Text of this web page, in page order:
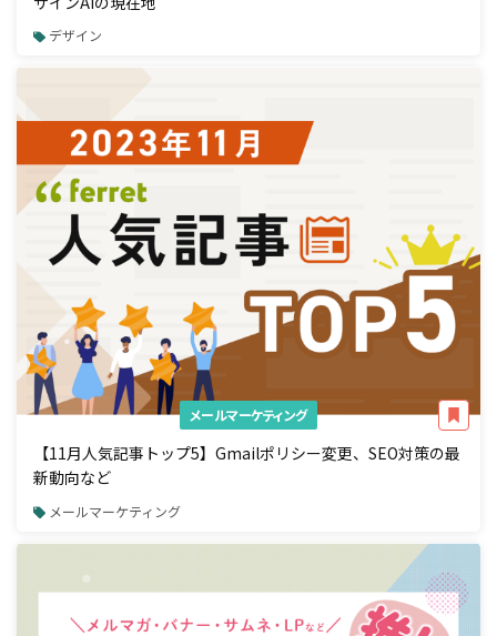
デザイン
メールマーケティング
【11月人気記事トップ5】Gmailポリシー変更、SEO対策の最
新動向など
メールマーケティング